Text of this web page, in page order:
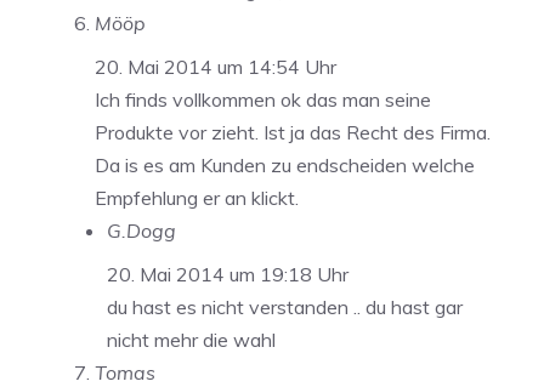
Mööp
20. Mai 2014 um 14:54 Uhr
Ich finds vollkommen ok das man seine
Produkte vor zieht. Ist ja das Recht des Firma.
Da is es am Kunden zu endscheiden welche
Empfehlung er an klickt.
G.Dogg
20. Mai 2014 um 19:18 Uhr
du hast es nicht verstanden .. du hast gar
nicht mehr die wahl
Tomas